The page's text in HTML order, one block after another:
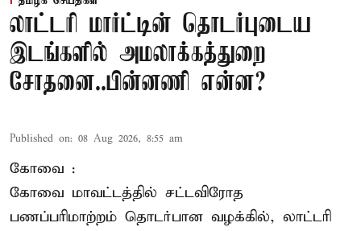
லாட்டரி மார்ட்டின் தொடர்புடைய
இடங்களில் அமலாக்கத்துறை
சோதனை..பின்னணி என்ன?
Published on: 08 Aug 2026, 8:55 am
கோவை :
கோவை மாவட்டத்தில் சட்டவிரோத
பணப்பரிமாற்றம் தொடர்பான வழக்கில், லாட்டரி